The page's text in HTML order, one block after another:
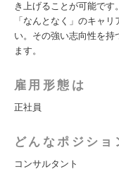
き上げることが可能です。
「なんとなく」のキャ
い。その強い志向性を持
ます。
雇用形態は
正社員
どんなポジショ
コンサルタント